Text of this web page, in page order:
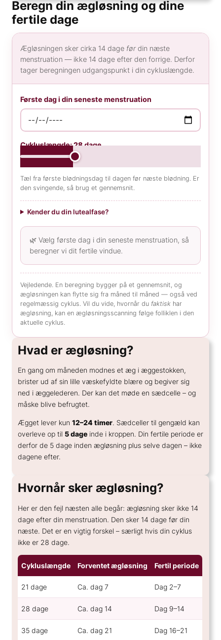
GENERELT
Hvad koster en spiral?
Hvordan kan hormoner påvirke humøret?
Hvordan skifter jeg prævention?
Beregn din ægløsning og dine
fertile dage
Ægløsningen sker cirka 14 dage førdin næste
menstruation — ikke 14 dage efter den forrige. Derfor
tager beregningen udgangspunkt i din cykluslængde.
Første dag i din seneste menstruation
Cykluslængde:28dage
Tæl fra første blødningsdag til dagen før næste blødning. Er
den svingende, så brug et gennemsnit.
Kender du din lutealfase?
🌿 Vælg første dag i din seneste menstruation, så
beregner vi dit fertile vindue.
Vejledende. En beregning bygger på et gennemsnit, og
ægløsningen kan flytte sig fra måned til måned — også ved
regelmæssig cyklus. Vil du vide, hvornår du faktisk har
ægløsning, kan en ægløsningsscanning følge folliklen i den
aktuelle cyklus.
Hvad er ægløsning?
En gang om måneden modnes et æg i æggestokken,
brister ud af sin lille væskefyldte blære og begiver sig
ned i æggelederen. Der kan det møde en sædcelle – og
måske blive befrugtet.
Ægget lever kun 12–24 timer. Sædceller til gengæld kan
overleve op til 5 dage inde i kroppen. Din fertile periode er
derfor de 5 dage inden ægløsning plus selve dagen – ikke
dagene efter.
Hvornår sker ægløsning?
Her er den fejl næsten alle begår: ægløsning sker ikke 14
dage efter din menstruation. Den sker 14 dage før din
næste. Det er en vigtig forskel – særligt hvis din cyklus
ikke er 28 dage.
Cykluslængde Forventet ægløsning Fertil periode
21 dage Ca. dag 7 Dag 2–7
28 dage Ca. dag 14 Dag 9–14
35 dage Ca. dag 21 Dag 16–21